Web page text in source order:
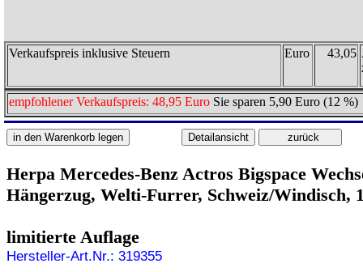
Verkaufspreis inklusive Steuern Euro 43,05
empfohlener Verkaufspreis: 48,95 Euro Sie sparen 5,90 Euro (12 %)
Herpa Mercedes-Benz Actros Bigspace
Hängerzug, Welti-Furrer, Schweiz/Windisch,
limitierte Auflage
Hersteller-Art.Nr.: 319355